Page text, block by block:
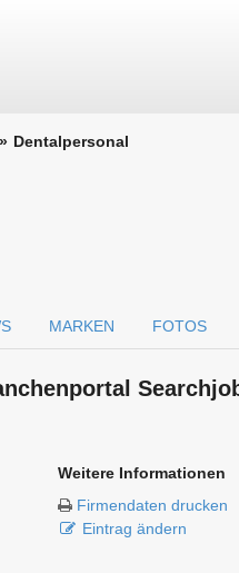
Dentalpersonal
MARKEN FOTOS
Weitere Informationen
Firmendaten drucken
Eintrag ändern